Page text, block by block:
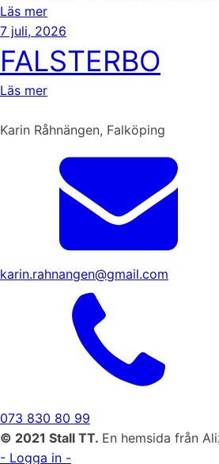
Läs mer
7 juli, 2026
FALSTERBO
Läs mer
Karin Råhnängen, Falköping
karin.rahnangen@gmail.com
073 830 80 99
© 2021 Stall TT. En hemsida från
- Logga in -